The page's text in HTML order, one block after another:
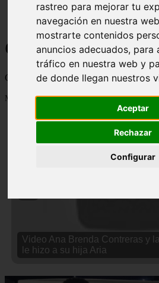
rastreo para mejorar tu
navegación en nuestra
mostrarte contenidos
anuncios adecuados, para
tráfico en nuestra web y
de donde llegan nuestros
Aceptar
Rechazar
Configurar
Curiosidades y
Cosas curiosas, curiosidades, noticias
Mostrando 1 - 24 de 2833 artículos
Video Ana Brenda Contreras y
le hizo a su hija Aria